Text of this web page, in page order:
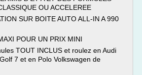
OU ACCELEREE
SUR BOITE AUTO ALL-IN A 990
POUR UN PRIX MINI
TOUT INCLUS et roulez en Audi
7 et en Polo Volkswagen de